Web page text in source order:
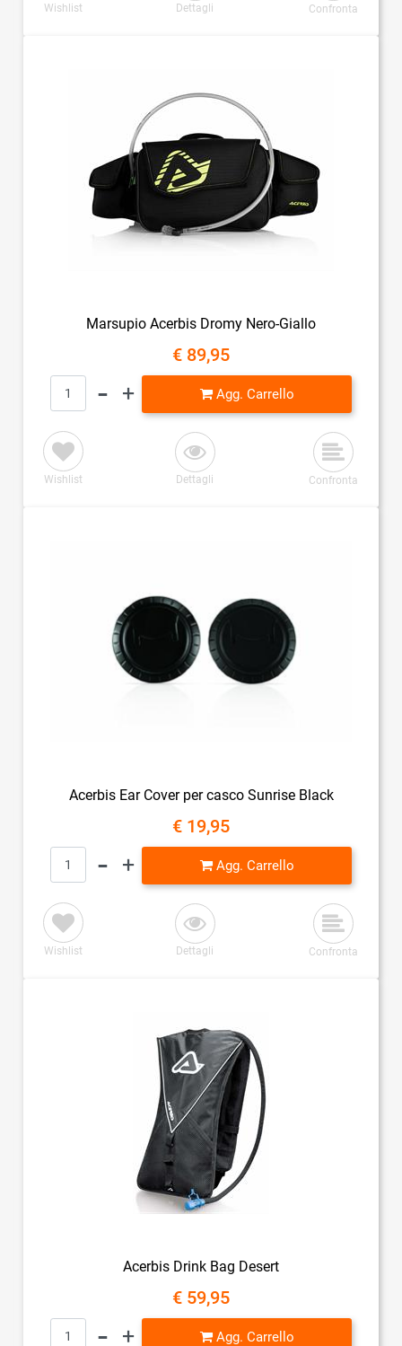
Wishlist Dettagli Confronta
Marsupio Acerbis Dromy Nero-Giallo
€ 89,95
Quantità
Agg. Carrello
Wishlist Dettagli Confronta
Acerbis Ear Cover per casco Sunrise Black
€ 19,95
Quantità
Agg. Carrello
Wishlist Dettagli Confronta
Acerbis Drink Bag Desert
€ 59,95
Quantità
Agg. Carrello